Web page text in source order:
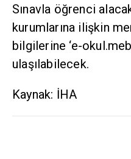
Sınavla öğrenci
kurumlarına ilişkin
bilgilerine ‘e-
ulaşılabilecek.
Kaynak: İHA